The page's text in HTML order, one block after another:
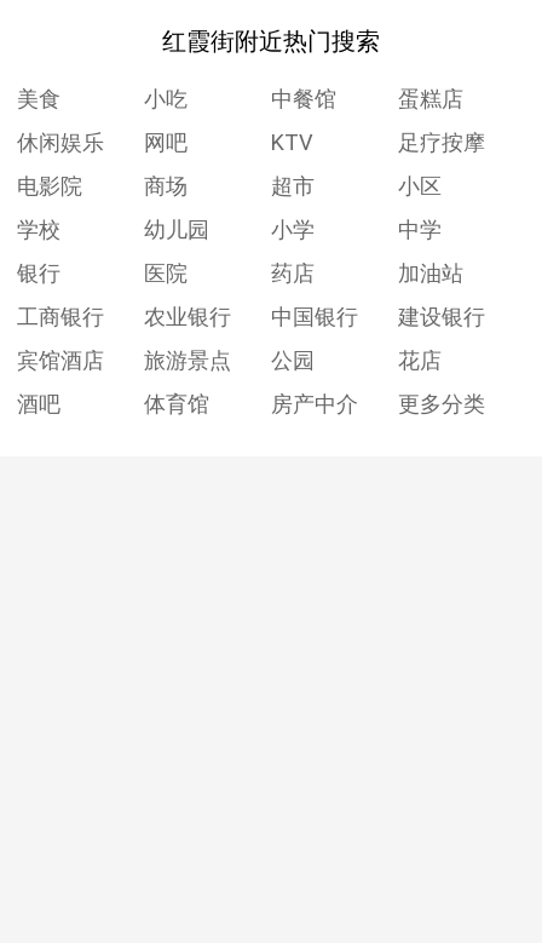
红霞街附近热门搜索
美食 小吃 中餐馆
蛋糕店
休闲娱乐
网吧 KTV
足疗按摩
电影院
商场 超市
小区
学校
幼儿园 小学
中学
银行
医院 药店
加油站
工商银行
农业银行 中国银行
建设银行
宾馆酒店
旅游景点 公园
花店
酒吧
体育馆 房产中介 更多分类